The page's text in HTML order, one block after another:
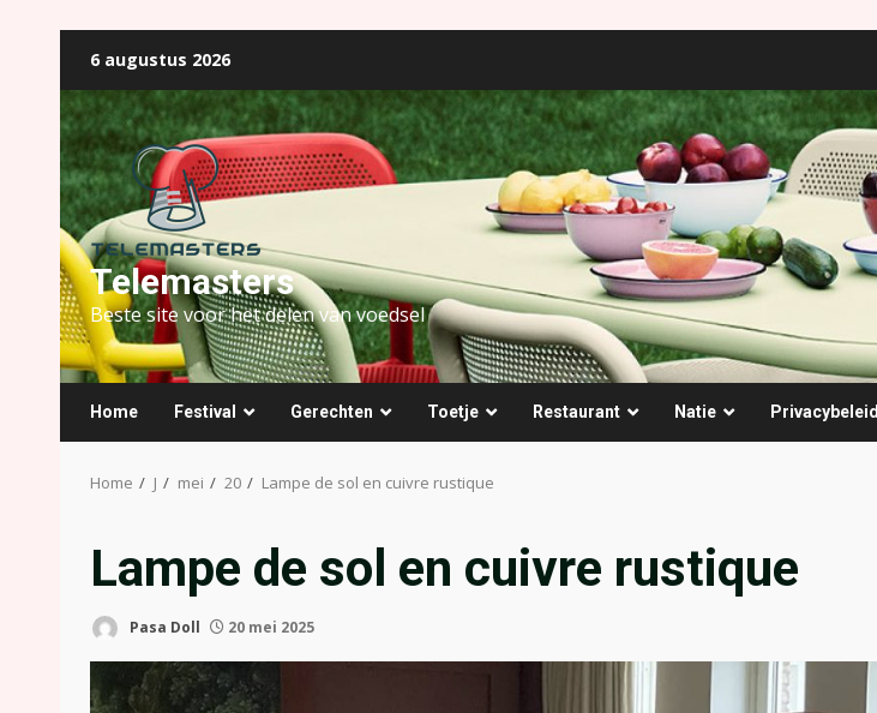
naar
de
inhoud
6 augustus 2026
Telemasters
Beste site voor het delen van voedsel
Home Festival Gerechten Toetje Restaurant Natie Privacybeleid
Home J mei 20 Lampe de sol en cuivre rustique
Lampe de sol en cuivre rustique
Pasa Doll 20 mei 2025